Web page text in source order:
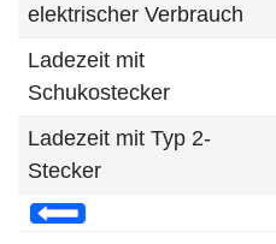
elektrischer Verbrauch
Ladezeit mit
Schukostecker
Ladezeit mit Typ 2-
Stecker